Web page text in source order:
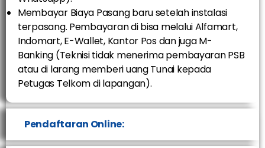
Membayar Biaya Pasang baru setelah instalasi
terpasang. Pembayaran di bisa melalui Alfamart,
Indomart, E-Wallet, Kantor Pos dan juga M-
Banking (Teknisi tidak menerima pembayaran PSB
atau di larang memberi uang Tunai kepada
Petugas Telkom di lapangan).
Pendaftaran Online: